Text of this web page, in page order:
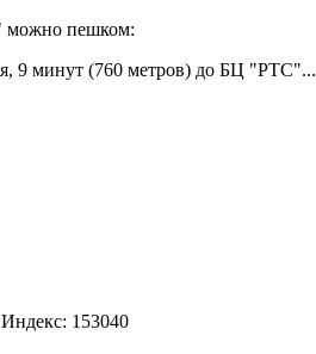
можно пешком:
9 минут (760 метров) до БЦ "РТС"...
153040